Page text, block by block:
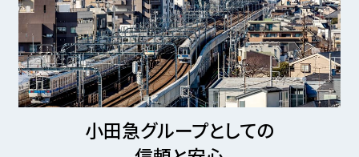
小田急グループとしての